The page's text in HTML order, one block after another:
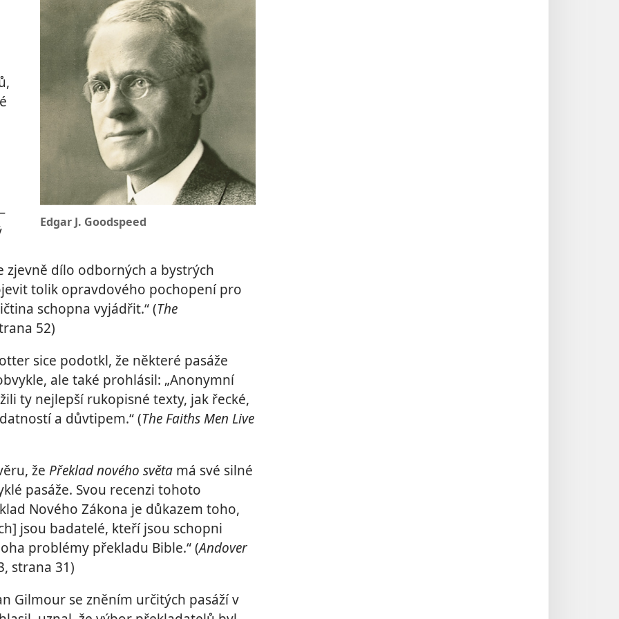
Edgar J. Goodspeed
zjevně dílo odborných a bystrých
tolik opravdového pochopení pro
schopna vyjádřit.“ (The
52)
sice podotkl, že některé pasáže
ale také prohlásil: „Anonymní
ty nejlepší rukopisné texty, jak řecké,
a důvtipem.“ (The Faiths Men Live
že Překlad nového světamá své silné
pasáže. Svou recenzi tohoto
Nového Zákona je důkazem toho,
jsou badatelé, kteří jsou schopni
problémy překladu Bible.“ (Andover
strana 31)
Gilmour se zněním určitých pasáží v